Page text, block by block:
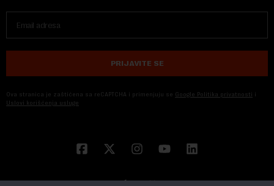
PRIJAVITE SE
Ova stranica je zaštićena sa reCAPTCHA i primenjuju se Google Politika privatnosti i
Uslovi korišćenja usluge